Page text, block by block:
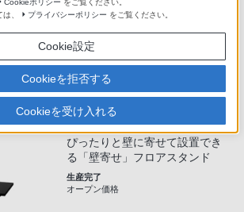
フロアスタンド
SU-FL75
ぴったりと壁に寄せて設置でき
る「壁寄せ」フロアスタンド
生産完了
オープン価格
Cookieポリシー をご覧ください。
、
プライバシーポリシー をご覧ください。
Cookie設定
Cookieを拒否する
Cookieを受け入れる